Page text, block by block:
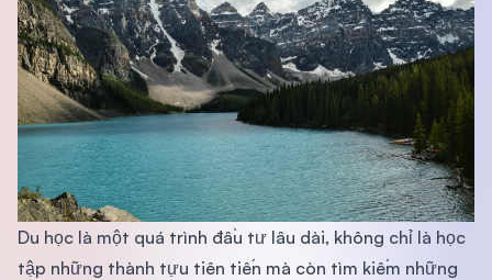
Du học là một quá trình đầu tư lâu dài, không chỉ là học
tập những thành tựu tiên tiến mà còn tìm kiếm những